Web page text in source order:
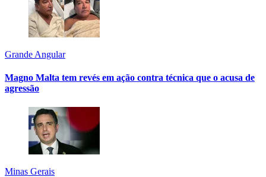
Grande Angular
Magno Malta tem revés em ação contra técnica que o acusa de
agressão
Minas Gerais